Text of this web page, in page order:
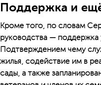
Поддержка и
Кроме того, по словам
руководства —
Подтверждением чему
жилья, содействие им в
сады, а также